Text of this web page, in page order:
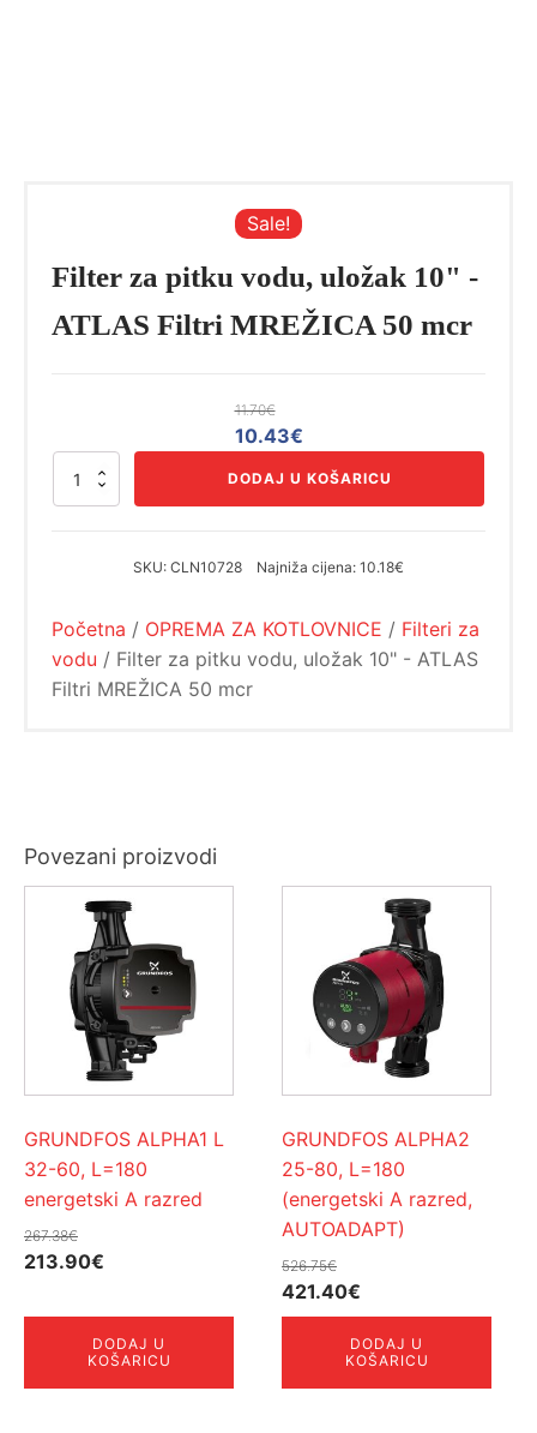
Sale!
Filter za pitku vodu, uložak 10" -
ATLAS Filtri MREŽICA 50 mcr
11.70€
Izvorna
11.70€.
10.43€Trenutna
cijena
Filter
ATLAS
Filtri
MREŽICA
50
DODAJ U KOŠARICU
SKU: CLN10728 Najniža cijena: 10.18€
Početna / OPREMA ZA KOTLOVNICE / Filteri za
vodu / Filter za pitku vodu, uložak 10" - ATLAS
Filtri MREŽICA 50 mcr
Povezani proizvodi
GRUNDFOS ALPHA1 L
32-60, L=180
energetski A razred
267.38€
Izvorna
bila
213.90€
je:
213.90€.
DODAJ U
KOŠARICU
GRUNDFOS ALPHA2
25-80, L=180
(energetski A razred,
AUTOADAPT)
526.75€
Izvorna
cijena
421.40€
cijena
je:
DODAJ U
KOŠARICU